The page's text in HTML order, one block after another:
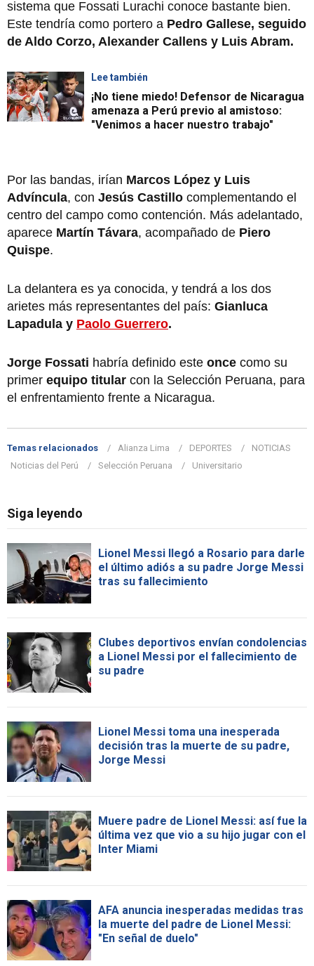
sistema que Fossati Lurachi conoce bastante bien.
Este tendría como portero a Pedro Gallese, seguido
de Aldo Corzo, Alexander Callens y Luis Abram.
Lee también
¡No tiene miedo! Defensor de Nicaragua
amenaza a Perú previo al amistoso:
"Venimos a hacer nuestro trabajo"
Por las bandas, irían Marcos López y Luis
Advíncula, con Jesús Castillo complementando el
centro del campo como contención. Más adelantado,
aparece Martín Távara, acompañado de Piero
Quispe.
La delantera es ya conocida, y tendrá a los dos
arietes más representantes del país: Gianluca
Lapadula y Paolo Guerrero.
Jorge Fossati habría definido este once como su
primer equipo titular con la Selección Peruana, para
el enfrentamiento frente a Nicaragua.
Temas relacionados Alianza Lima DEPORTES
NOTICIAS
Noticias del Perú
Selección Peruana Universitario
Siga leyendo
Lionel Messi llegó a Rosario para darle
el último adiós a su padre Jorge Messi
tras su fallecimiento
Clubes deportivos envían condolencias
a Lionel Messi por el fallecimiento de
su padre
Lionel Messi toma una inesperada
decisión tras la muerte de su padre,
Jorge Messi
Muere padre de Lionel Messi: así fue la
última vez que vio a su hijo jugar con el
Inter Miami
AFA anuncia inesperadas medidas tras
la muerte del padre de Lionel Messi:
"En señal de duelo"